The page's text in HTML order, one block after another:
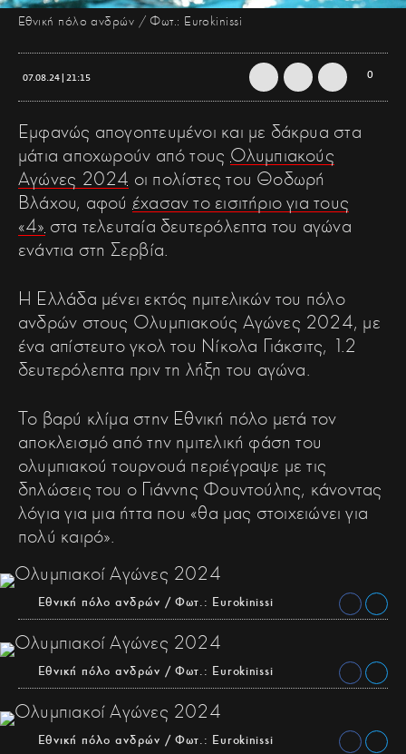
Εθνική πόλο ανδρών / Φωτ.: Eurokinissi
07.08.24 | 21:15 0
Εμφανώς απογοητευμένοι και με δάκρυα στα
μάτια αποχωρούν από τους Ολυμπιακούς
Αγώνες 2024 οι πολίστες του Θοδωρή
Βλάχου, αφού έχασαν το εισιτήριο για τους
«4» στα τελευταία δευτερόλεπτα του αγώνα
ενάντια στη Σερβία.
Η Ελλάδα μένει εκτός ημιτελικών του πόλο
ανδρών στους Ολυμπιακούς Αγώνες 2024, με
ένα απίστευτο γκολ του Νίκολα Γιάκσιτς, 1.2
δευτερόλεπτα πριν τη λήξη του αγώνα.
Το βαρύ κλίμα στην Εθνική πόλο μετά τον
αποκλεισμό από την ημιτελική φάση του
ολυμπιακού τουρνουά περιέγραψε με τις
δηλώσεις του ο Γιάννης Φουντούλης, κάνοντας
λόγια για μια ήττα που «θα μας στοιχειώνει για
πολύ καιρό».
Εθνική πόλο ανδρών / Φωτ.: Eurokinissi
Εθνική πόλο ανδρών / Φωτ.: Eurokinissi
Εθνική πόλο ανδρών / Φωτ.: Eurokinissi